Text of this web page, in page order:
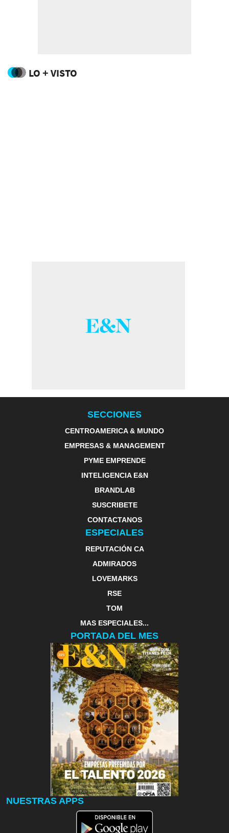
LO + VISTO
SECCIONES
CENTROAMERICA & MUNDO
EMPRESAS & MANAGEMENT
PYME EMPRENDE
INTELIGENCIA E&N
BRANDLAB
SUSCRIBETE
CONTACTANOS
ESPECIALES
REPUTACIÓN CA
ADMIRADOS
LOVEMARKS
RSE
TOM
MAS ESPECIALES...
PORTADA DEL MES
NUESTRAS APPS